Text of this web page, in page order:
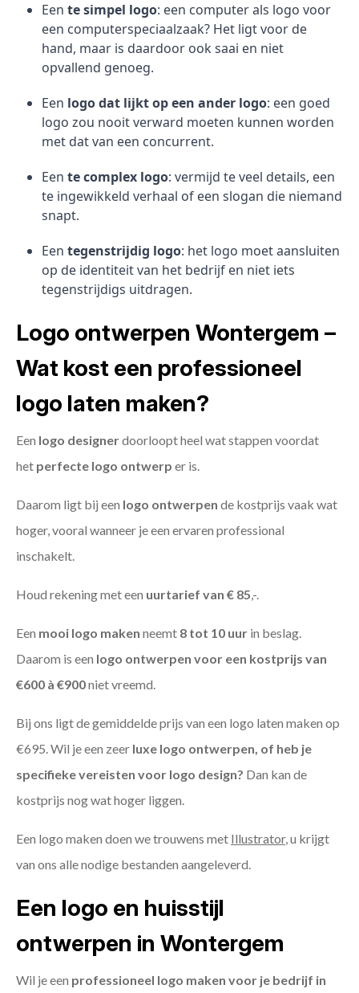
Een te simpel logo: een computer als logo voor
een computerspeciaalzaak? Het ligt voor de
hand, maar is daardoor ook saai en niet
opvallend genoeg.
Een logo dat lijkt op een ander logo: een goed
logo zou nooit verward moeten kunnen worden
met dat van een concurrent.
Een te complex logo: vermijd te veel details, een
te ingewikkeld verhaal of een slogan die niemand
snapt.
Een tegenstrijdig logo: het logo moet aansluiten
op de identiteit van het bedrijf en niet iets
tegenstrijdigs uitdragen.
Logo ontwerpen Wontergem –
Wat kost een professioneel
logo laten maken?
Een logo designerdoorloopt heel wat stappen voordat
het perfecte logo ontwerp er is.
Daarom ligt bij een logo ontwerpen de kostprijs vaak wat
hoger, vooral wanneer je een ervaren professional
inschakelt.
Houd rekening met een uurtarief van € 85,-.
Een mooi logo maken neemt 8 tot 10 uur in beslag.
Daarom is een logo ontwerpen voor een kostprijs van
€600 à €900niet vreemd.
Bij ons ligt de gemiddelde prijs van een logo laten maken op
€695. Wil je een zeer luxe logo ontwerpen, of heb je
specifieke vereisten voor logo design? Dan kan de
kostprijs nog wat hoger liggen.
Een logo maken doen we trouwens met Illustrator, u krijgt
van ons alle nodige bestanden aangeleverd.
Een logo en huisstijl
ontwerpen in Wontergem
Wil je een professioneel logo maken voor je bedrijf in